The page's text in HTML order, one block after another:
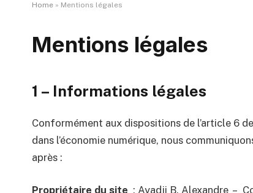
Home » Mentions légales
Mentions légales
1 – Informations légales
Conformément aux dispositions de l’article 6
dans l’économie numérique, nous
après :
Propriétaire du site : Ayadji B. Alexandre –